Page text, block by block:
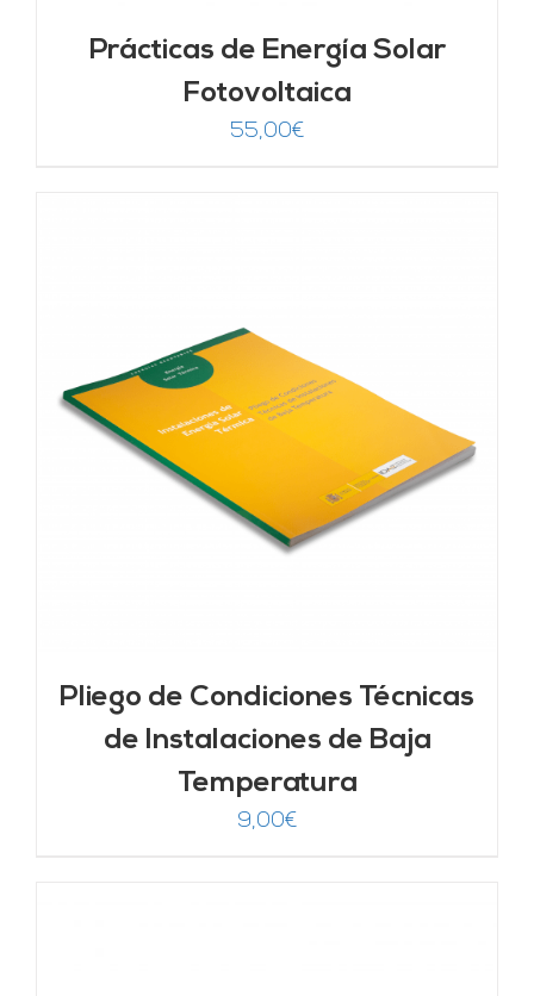
Prácticas de Energía Solar
Fotovoltaica
55,00€
Pliego de Condiciones Técnicas
de Instalaciones de Baja
Temperatura
9,00€